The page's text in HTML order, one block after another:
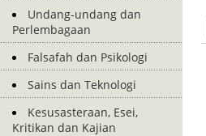
Undang-undang dan
Perlembagaan
Falsafah dan Psikologi
Sains dan Teknologi
Kesusasteraan, Esei,
Kritikan dan Kajian